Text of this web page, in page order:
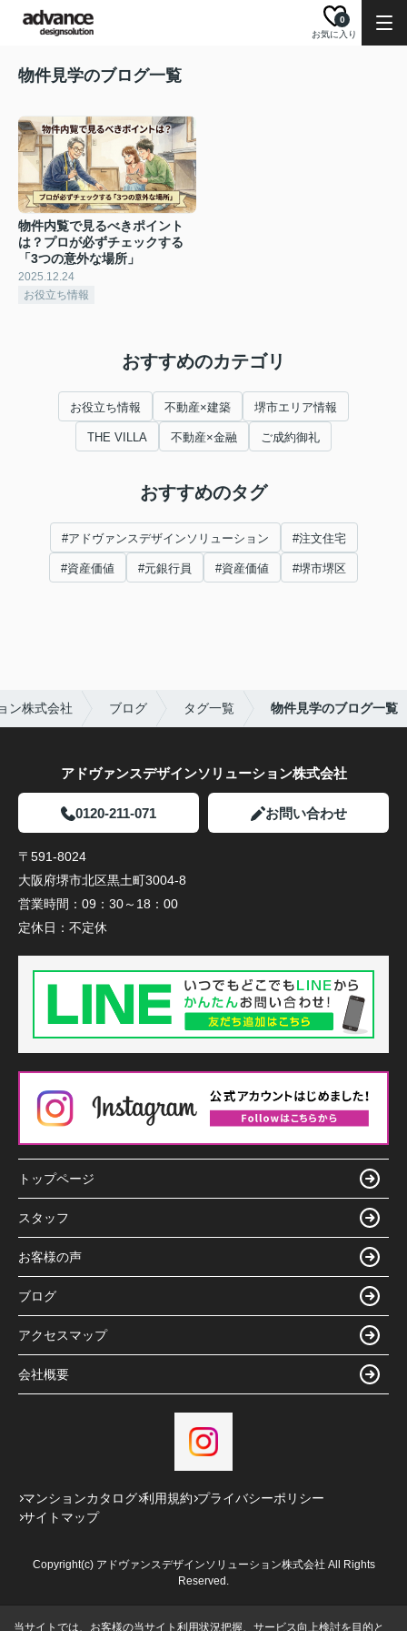
お気に入り
0
物件見学のブログ一覧
物件内覧で見るべきポイント
は？プロが必ずチェックする
「3つの意外な場所」
2025.12.24
お役立ち情報
おすすめのカテゴリ
お役立ち情報 不動産×建築 堺市エリア情報
THE VILLA 不動産×金融 ご成約御礼
おすすめのタグ
#アドヴァンスデザインソリューション #注文住宅
#資産価値 #元銀行員 #資産価値 #堺市堺区
ン株式会社 ブログ タグ一覧 物件見学のブログ一覧
アドヴァンスデザインソリューション株式会社
0120-211-071 お問い合わせ
〒591-8024
大阪府堺市北区黒土町3004-8
営業時間： 09：30～18：00
定休日： 不定休
トップページ
スタッフ
お客様の声
ブログ
アクセスマップ
会社概要
マンションカタログ 利用規約 プライバシーポリシー
サイトマップ
Copyright(c) アドヴァンスデザインソリューション株式会社 All Rights
Reserved.
当サイトでは、お客様の当サイト利用状況把握、サービス向上検討を目的と